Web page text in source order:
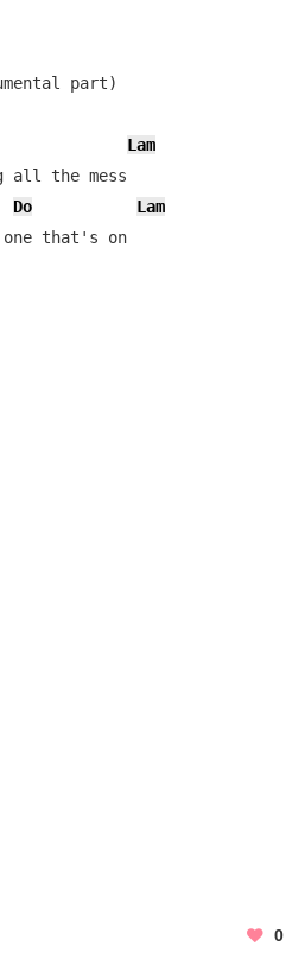
part)
Lam
Do
Lam
one that's on
0